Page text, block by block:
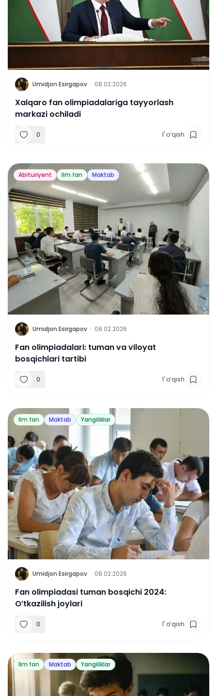
U Umidjon Esirgapov · 08.02.2026
Xalqaro fan olimpiadalariga tayyorlash
markazi ochiladi
0 1' o‘qish
Abituriyent Ilm fan Maktab
U Umidjon Esirgapov · 08.02.2026
Fan olimpiadalari: tuman va viloyat
bosqichlari tartibi
0 1' o‘qish
Ilm fan Maktab Yangiliklar
U Umidjon Esirgapov · 08.02.2026
Fan olimpiadasi tuman bosqichi 2024:
O’tkazilish joylari
0 1' o‘qish
Ilm fan Maktab Yangiliklar